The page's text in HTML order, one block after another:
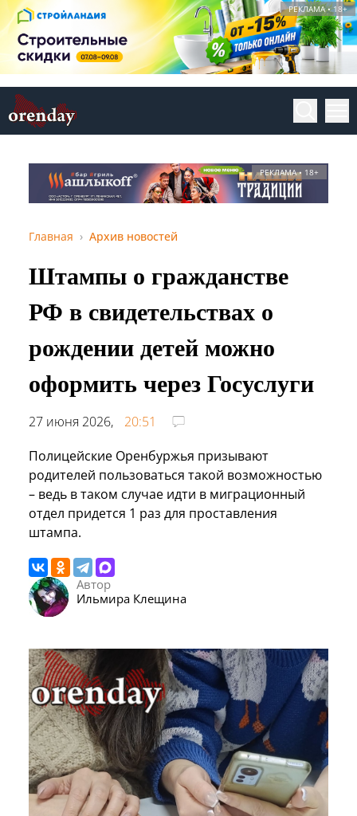
РЕКЛАМА • 18+
РЕКЛАМА • 18+
Главная Архив новостей
Штампы о гражданстве
РФ в свидетельствах о
рождении детей можно
оформить через Госуслуги
27 июня 2026,
20:51
Полицейские Оренбуржья призывают
родителей пользоваться такой возможностью
– ведь в таком случае идти в миграционный
отдел придется 1 раз для проставления
штампа.
Автор
Ильмира Клещина